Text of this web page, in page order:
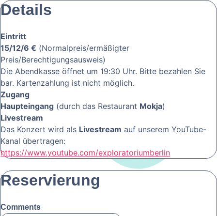
Details
Eintritt
15/12/6 € (Normalpreis/ermäßigter
Preis/Berechtigungsausweis)
Die Abendkasse öffnet um 19:30 Uhr. Bitte bezahlen Sie
bar. Kartenzahlung ist nicht möglich.
Zugang
Haupteingang (durch das Restaurant Mokja)
Livestream
Das Konzert wird als Livestream auf unserem YouTube-
Kanal übertragen:
https://www.youtube.com/exploratoriumberlin
Reservierung
Comments